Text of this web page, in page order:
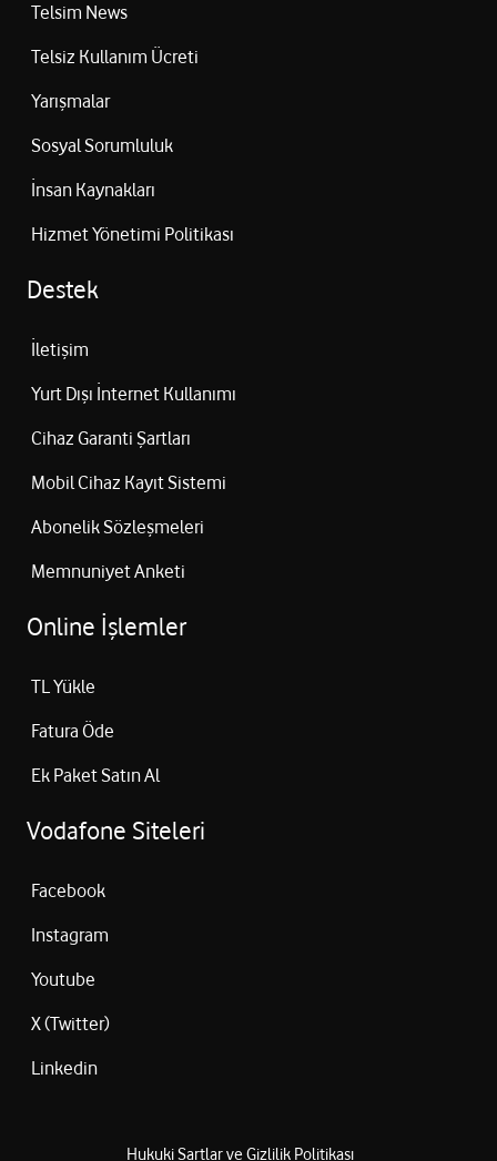
Telsim News
Telsiz Kullanım Ücreti
Yarışmalar
Sosyal Sorumluluk
İnsan Kaynakları
Hizmet Yönetimi Politikası
Destek
İletişim
Yurt Dışı İnternet Kullanımı
Cihaz Garanti Şartları
Mobil Cihaz Kayıt Sistemi
Abonelik Sözleşmeleri
Memnuniyet Anketi
Online İşlemler
TL Yükle
Fatura Öde
Ek Paket Satın Al
Vodafone Siteleri
Facebook
Instagram
Youtube
X (Twitter)
Linkedin
Hukuki Şartlar ve Gizlilik Politikası